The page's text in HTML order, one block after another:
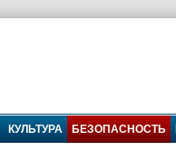
КУЛЬТУРА БЕЗОПАСНОСТЬ